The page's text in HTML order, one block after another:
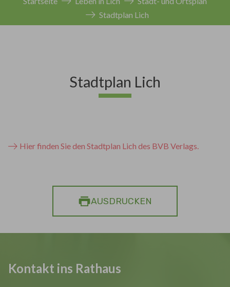
Stadtplan Lich
Stadtplan Lich
Hier finden Sie den Stadtplan Lich des BVB Verlags.
AUSDRUCKEN
Kontakt ins Rathaus